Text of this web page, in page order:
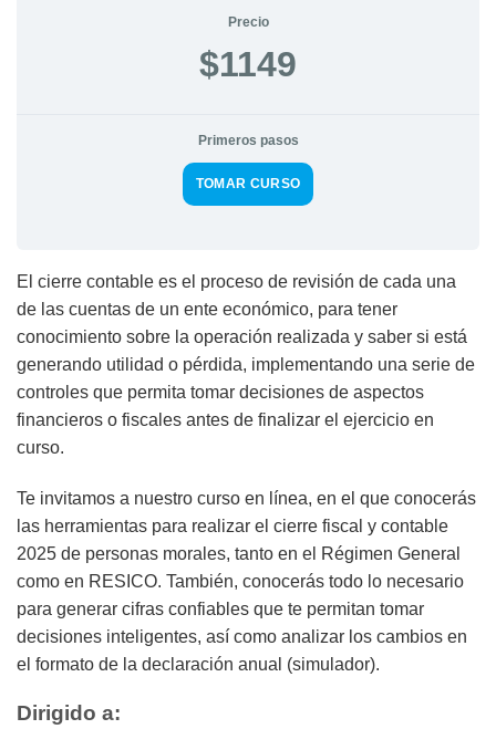
Precio
$1149
Primeros pasos
TOMAR CURSO
El cierre contable es el proceso de revisión de cada una
de las cuentas de un ente económico, para tener
conocimiento sobre la operación realizada y saber si está
generando utilidad o pérdida, implementando una serie de
controles que permita tomar decisiones de aspectos
financieros o fiscales antes de finalizar el ejercicio en
curso.
Te invitamos a nuestro curso en línea, en el que conocerás
las herramientas para realizar el cierre fiscal y contable
2025 de personas morales, tanto en el Régimen General
como en RESICO. También, conocerás todo lo necesario
para generar cifras confiables que te permitan tomar
decisiones inteligentes, así como analizar los cambios en
el formato de la declaración anual (simulador).
Dirigido a: